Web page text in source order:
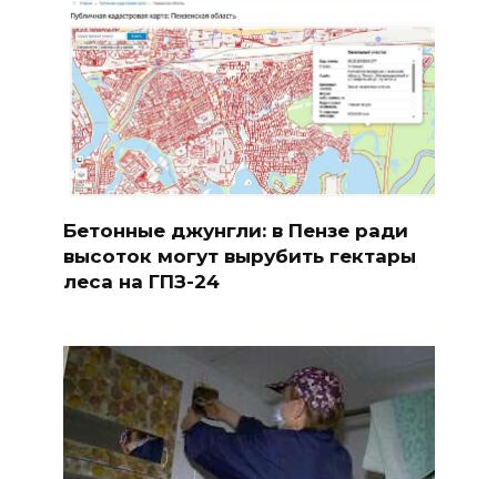
Бетонные джунгли: в Пензе ради
высоток могут вырубить гектары
леса на ГПЗ-24